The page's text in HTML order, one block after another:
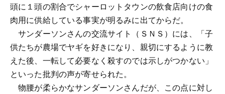
頭に１頭の割合でシャーロットタウンの飲食店向けの食
肉用に供給している事実が明るみに出てからだ。
サンダーソンさんの交流サイト（ＳＮＳ）には、「子
供たちが農場でヤギを好きになり、親切にするように教
えた後、一転して必要なく殺すのでは示しがつかない」
といった批判の声が寄せられた。
物腰が柔らかなサンダーソンさんだが、この点に対し